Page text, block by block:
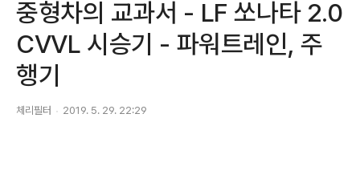
중형차의 교과서 - LF 쏘나타 2.0
CVVL 시승기 - 파워트레인, 주
행기
체리필터 2019. 5. 29. 22:29